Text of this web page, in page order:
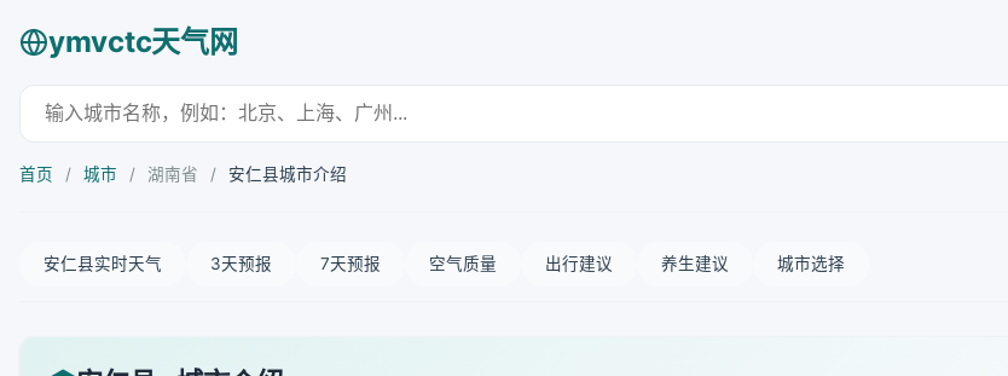
ymvctc天气网
首页 / 城市 / 湖南省 / 安仁县城市介绍
安仁县实时天气 3天预报 7天预报 空气质量 出行建议 养生建议 城市选择